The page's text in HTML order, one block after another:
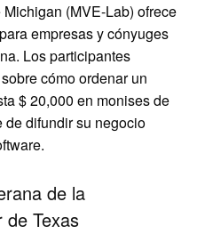
(MVE-Lab) ofrece
empresas y cónyuges
Los participantes
cómo ordenar un
$ 20,000 en monises de
de difundir su negocio
de la
de Texas